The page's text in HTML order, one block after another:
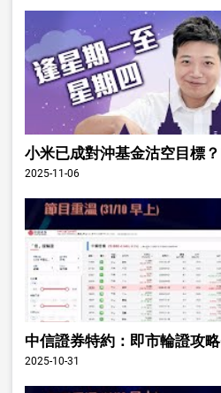
小米已成對沖基金沽空目標
2025-11-06
中信證券特約：即市輪證攻
2025-10-31